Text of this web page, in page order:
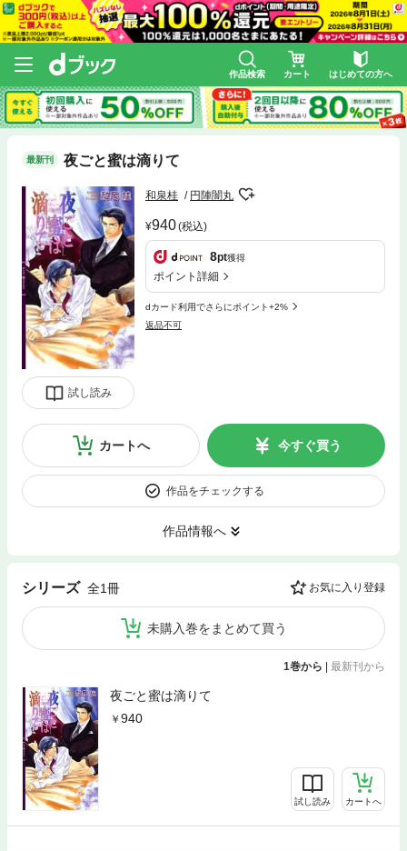
作品検索 カート はじめての方へ
最新刊 夜ごと蜜は滴りて
試し読み
和泉桂 円陣闇丸
940(税込)
8pt獲得
ポイント詳細
dカード利用でさらにポイント+2%
返品不可
カートへ 今すぐ買う
作品をチェックする
作品情報へ
シリーズ 全1冊 お気に入り登録
未購入巻をまとめて買う
1巻から 最新刊から
夜ごと蜜は滴りて
940
試し読み カートへ